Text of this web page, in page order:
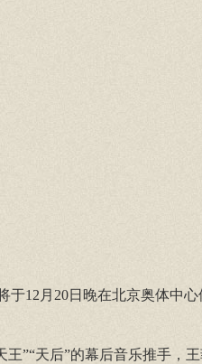
12月20日晚在北京奥体中
”“天后”的幕后音乐推手，